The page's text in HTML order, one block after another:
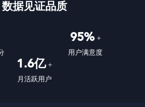
数据见证品质
95%+
用户满意度
1.6亿+
月活跃用户